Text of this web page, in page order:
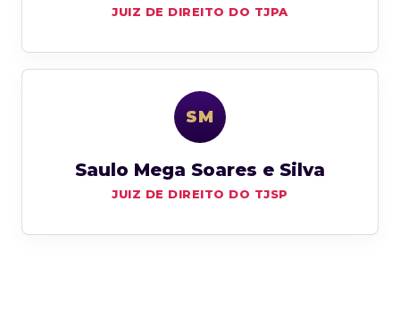
JUIZ DE DIREITO DO TJPA
SM
Saulo Mega Soares e Silva
JUIZ DE DIREITO DO TJSP